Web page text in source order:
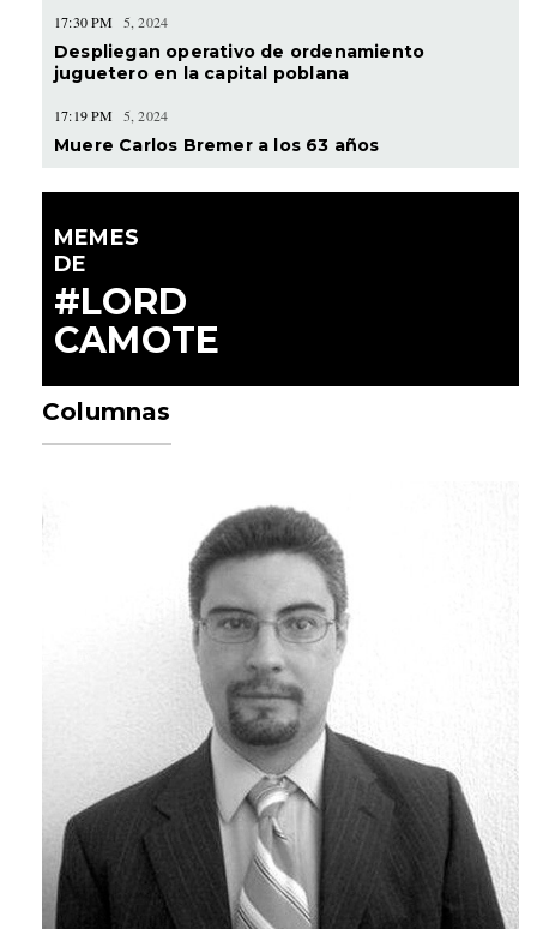
17:30 PM 5, 2024
Despliegan operativo de ordenamiento
juguetero en la capital poblana
17:19 PM 5, 2024
Muere Carlos Bremer a los 63 años
MEMES
DE
#LORD
CAMOTE
Columnas